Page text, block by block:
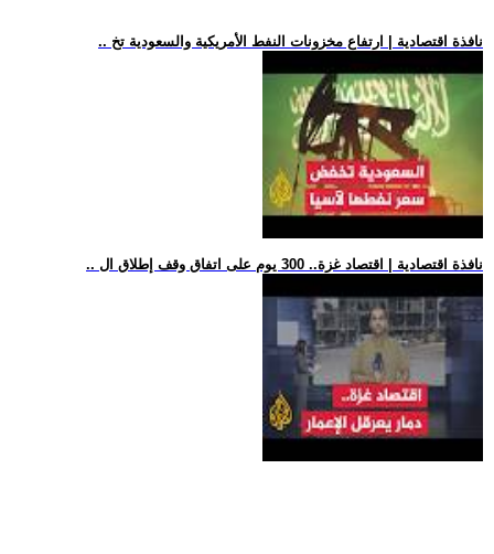
.. نافذة اقتصادية | ارتفاع مخزونات النفط الأمريكية والسعودية تخ
.. نافذة اقتصادية | اقتصاد غزة.. 300 يوم على اتفاق وقف إطلاق ال